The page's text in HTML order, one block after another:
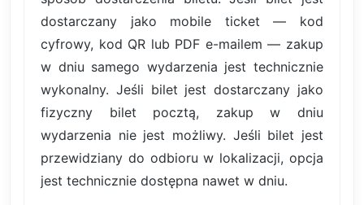
dostarczany jako mobile ticket — kod
cyfrowy, kod QR lub PDF e-mailem — zakup
w dniu samego wydarzenia jest technicznie
wykonalny. Jeśli bilet jest dostarczany jako
fizyczny bilet pocztą, zakup w dniu
wydarzenia nie jest możliwy. Jeśli bilet jest
przewidziany do odbioru w lokalizacji, opcja
jest technicznie dostępna nawet w dniu.